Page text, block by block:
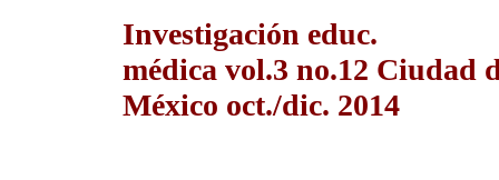
Investigación educ.
médica vol.3 no.12 Ciudad
México oct./dic. 2014